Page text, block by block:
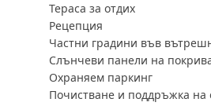
Тераса за отдих
Рецепция
Частни градини във
Слънчеви панели на
Охраняем паркинг
Почистване и поддръжка на